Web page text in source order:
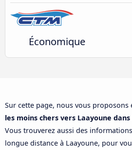
Économique
Sur cette page, nous vous proposons
les moins chers vers Laayoune
Vous trouverez aussi des
longue distance à Laayoune, pour